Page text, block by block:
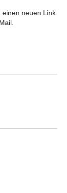
einen neuen Link